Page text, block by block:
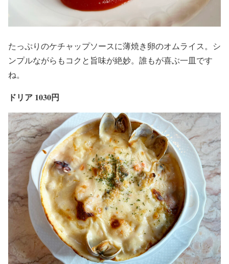
たっぷりのケチャップソースに薄焼き卵のオムライス。シ
ンプルながらもコクと旨味が絶妙。誰もが喜ぶ一皿です
ね。
ドリア 1030円